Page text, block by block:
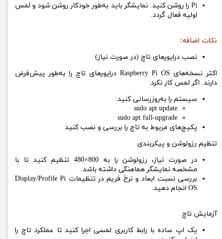
Pi را روشن کنید. نمایشگر باید به‌طور خودکار روشن شود و لمس
اولیه فعال گردد.
نکات اضافه:
نصب درایورهای تاچ (در صورت نیاز)
اکثر نسخه‌های Raspberry Pi OS درایورهای تاچ را به‌طور پیش‌فرض
دارند. اگر لمس کار نکرد:
سیستم را به‌روزرسانی کنید:
sudo apt update
sudo apt full-upgrade
پکیج‌های مربوط به تاچ را بررسی و نصب کنید
تنظیم رزولوشن و پیکربندی
در صورت نیاز، رزولوشن را به 800×480 تنظیم کنید تا با
مشخصه نمایشگر هماهنگی داشته باشد.
بررسی نسبت ابعاد و نرخ فریم در تنظیمات Display/Profile Pi
OS انجام دهید.
آزمایش تاچ
یک اپ ساده با رابط کاربری لمسی اجرا کنید تا عملکرد تاچ را